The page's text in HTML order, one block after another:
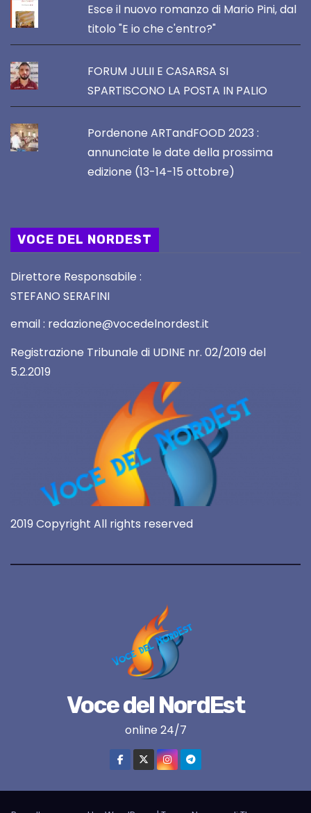
Esce il nuovo romanzo di Mario Pini, dal
titolo "E io che c'entro?"
FORUM JULII E CASARSA SI
SPARTISCONO LA POSTA IN PALIO
Pordenone ARTandFOOD 2023 :
annunciate le date della prossima
edizione (13-14-15 ottobre)
VOCE DEL NORDEST
Direttore Responsabile :
STEFANO SERAFINI
email : redazione@vocedelnordest.it
Registrazione Tribunale di UDINE nr. 02/2019 del
5.2.2019
2019 Copyright All rights reserved
Voce del NordEst
online 24/7